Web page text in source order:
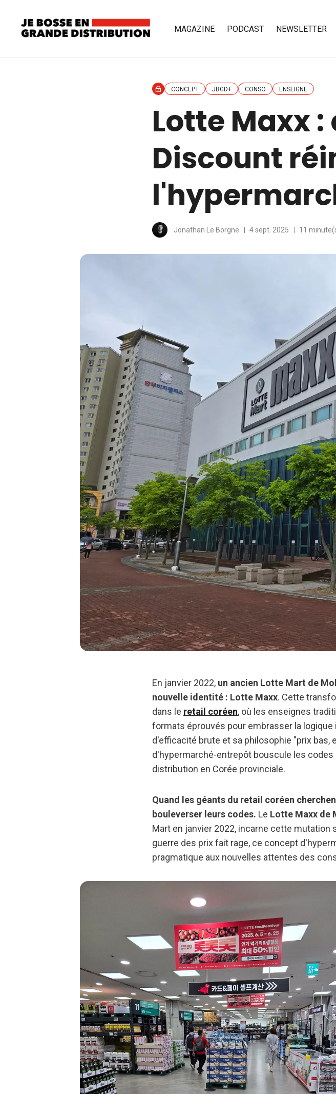
MAGAZINE PODCAST NEWSLETTER
CONCEPT JBGD+ CONSO ENSEIGNE
Lotte Maxx
Discount
Jonathan Le Borgne 4 sept. 2025 11
En janvier 2022, un ancien Lotte Mart de
nouvelle identité : Lotte Maxx. Cette
dans le retail coréen, où les enseignes
formats éprouvés pour embrasser la
d'efficacité brute et sa philosophie "prix bas,
d'hypermarché-entrepôt bouscule les
distribution en Corée provinciale.
Quand les géants du retail coréen
bouleverser leurs codes. Le Lotte Maxx de
Mart en janvier 2022, incarne cette mutation
guerre des prix fait rage, ce concept
pragmatique aux nouvelles attentes des